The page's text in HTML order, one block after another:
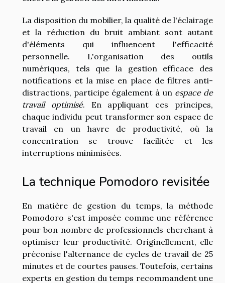
La disposition du mobilier, la qualité de l'éclairage
et la réduction du bruit ambiant sont autant
d'éléments qui influencent l'efficacité
personnelle. L'organisation des outils
numériques, tels que la gestion efficace des
notifications et la mise en place de filtres anti-
distractions, participe également à un espace de
travail optimisé. En appliquant ces principes,
chaque individu peut transformer son espace de
travail en un havre de productivité, où la
concentration se trouve facilitée et les
interruptions minimisées.
La technique Pomodoro revisitée
En matière de gestion du temps, la méthode
Pomodoro s'est imposée comme une référence
pour bon nombre de professionnels cherchant à
optimiser leur productivité. Originellement, elle
préconise l'alternance de cycles de travail de 25
minutes et de courtes pauses. Toutefois, certains
experts en gestion du temps recommandent une